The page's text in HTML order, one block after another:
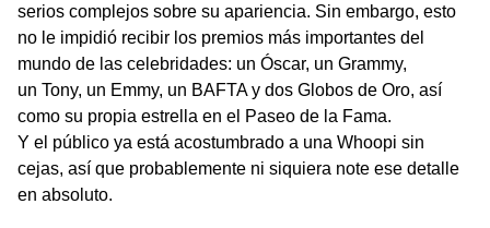
serios complejos sobre su apariencia. Sin embargo, esto
no le impidió recibir los premios más importantes del
mundo de las celebridades: un Óscar, un Grammy,
un Tony, un Emmy, un BAFTA y dos Globos de Oro, así
como su propia estrella en el Paseo de la Fama.
Y el público ya está acostumbrado a una Whoopi sin
cejas, así que probablemente ni siquiera note ese detalle
en absoluto.